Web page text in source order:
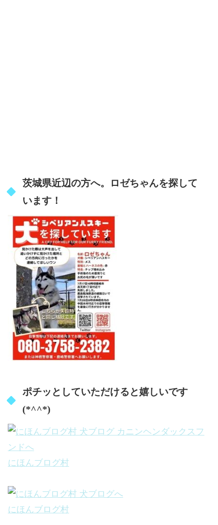
茨城県近辺の方へ。ロゼちゃんを探して
います！
ポチッとしていただけると嬉しいです
(*^^*)
にほんブログ村
にほんブログ村